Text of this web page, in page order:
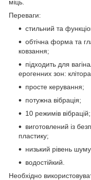
міць.
Переваги:
стильний та
обтічна форма та
ковзання;
підходить для
ерогенних зон:
просте керування;
потужна вібрація;
10 режимів вібрацій;
виготовлений із
пластику;
низький рівень шуму
водостійкий.
Необхідно